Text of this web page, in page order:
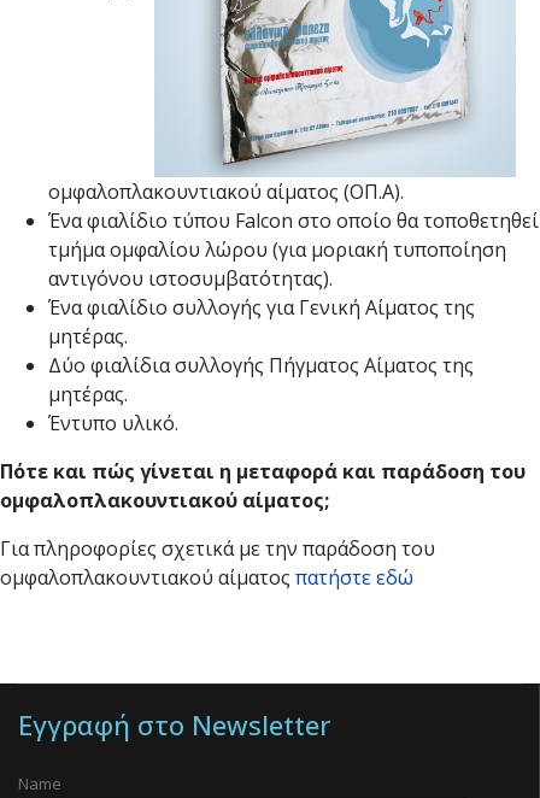
ομφαλοπλακουντιακού αίματος (ΟΠ.Α).
Ένα φιαλίδιο τύπου Falcon στο οποίο θα τοποθετηθεί
τμήμα ομφαλίου λώρου (για μοριακή τυποποίηση
αντιγόνου ιστοσυμβατότητας).
Ένα φιαλίδιο συλλογής για Γενική Αίματος της
μητέρας.
Δύο φιαλίδια συλλογής Πήγματος Αίματος της
μητέρας.
Έντυπο υλικό.
Πότε και πώς γίνεται η μεταφορά και παράδοση του
ομφαλοπλακουντιακού αίματος;
Για πληροφορίες σχετικά με την παράδοση του
ομφαλοπλακουντιακού αίματος πατήστε εδώ
Εγγραφή στο Newsletter